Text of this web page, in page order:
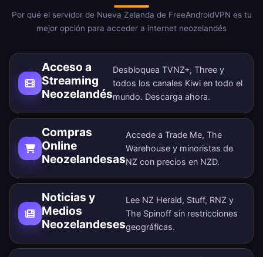
Por qué el servidor de Nueva Zelanda de FreeAndroidVPN es tu
mejor opción para acceder a internet neozelandés
Acceso a
Streaming
Neozelandés
Desbloquea TVNZ+, Three y
todos los canales Kiwi en todo el
mundo. Descarga ahora.
Compras
Online
Neozelandesas
Accede a Trade Me, The
Warehouse y minoristas de
NZ con precios en NZD.
Noticias y
Medios
Neozelandeses
Lee NZ Herald, Stuff, RNZ y
The Spinoff sin restricciones
geográficas.